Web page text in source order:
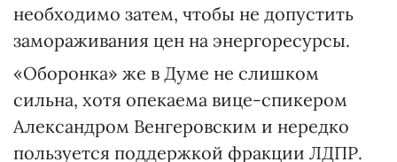
необходимо затем, чтобы не допустить
замораживания цен на энергоресурсы.
«Оборонка» же в Думе не слишком
сильна, хотя опекаема вице-спикером
Александром Венгеровским и нередко
пользуется поддержкой фракции ЛДПР.